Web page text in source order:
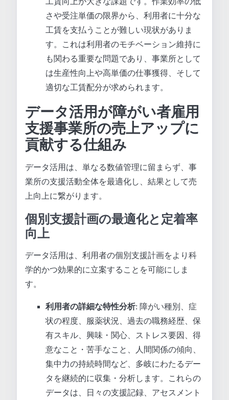
さや受注単価の限界から、利用者に十分な
工賃を支払うことが難しい現状がありま
す。これは利用者のモチベーション維持に
も関わる重要な問題であり、事業所として
は生産性向上や高単価の仕事獲得、そして
適切な工賃配分が求められます。
データ活用が障がい者雇用
支援事業所の売上アップに
貢献する仕組み
データ活用は、単なる数値管理に留まらず、事
業所の支援活動全体を最適化し、結果として売
上向上に繋がります。
個別支援計画の最適化と定着率
向上
データ活用は、利用者の個別支援計画をより科
学的かつ効果的に立案することを可能にしま
す。
利用者の詳細な特性分析: 障がい種別、症
状の程度、服薬状況、過去の職務経歴、保
有スキル、興味・関心、ストレス要因、得
意なこと・苦手なこと、人間関係の傾向、
集中力の持続時間など、多岐にわたるデー
タを継続的に収集・分析します。これらの
データは、日々の支援記録、アセスメント